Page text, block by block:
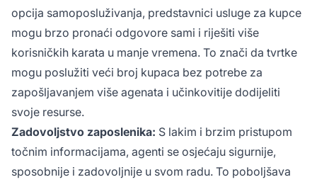
opcija samoposluživanja, predstavnici usluge za kupce
mogu brzo pronaći odgovore sami i riješiti više
korisničkih karata u manje vremena. To znači da tvrtke
mogu poslužiti veći broj kupaca bez potrebe za
zapošljavanjem više agenata i učinkovitije dodijeliti
svoje resurse.
Zadovoljstvo zaposlenika: S lakim i brzim pristupom
točnim informacijama, agenti se osjećaju sigurnije,
sposobnije i zadovoljnije u svom radu. To poboljšava